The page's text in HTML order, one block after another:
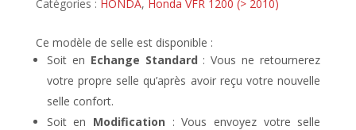
Catégories : HONDA, Honda VFR 1200 (> 2010)
Ce modèle de selle est disponible :
Soit en Echange Standard : Vous ne retournerez
votre propre selle qu’après avoir reçu votre nouvelle
selle confort.
Soit en Modification : Vous envoyez votre selle